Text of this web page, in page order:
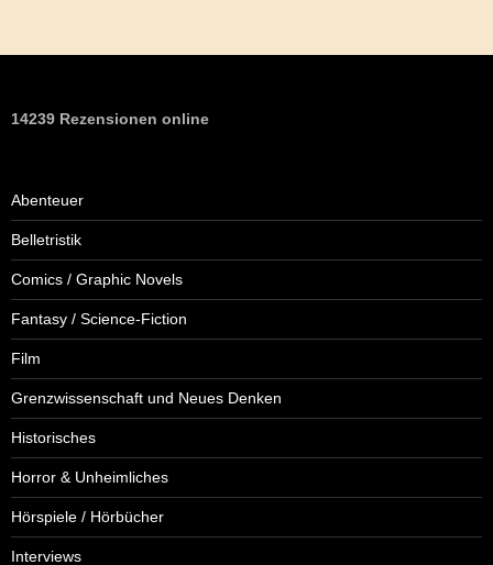
14239 Rezensionen online
Abenteuer
Belletristik
Comics / Graphic Novels
Fantasy / Science-Fiction
Film
Grenzwissenschaft und Neues Denken
Historisches
Horror & Unheimliches
Hörspiele / Hörbücher
Interviews